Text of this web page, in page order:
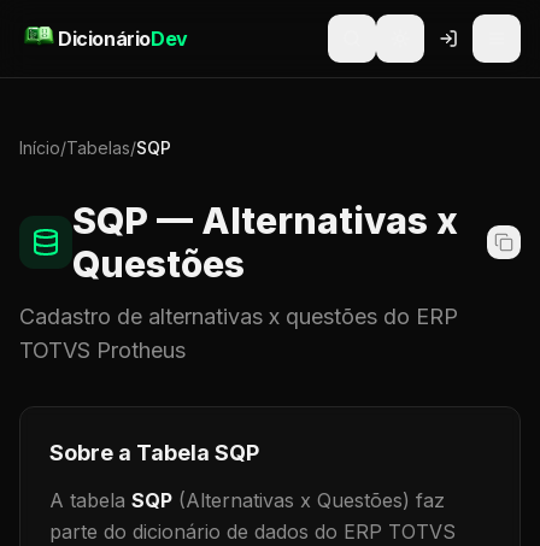
DicionárioDev
Início/Tabelas/SQP
SQP — Alternativas x
Questões
Cadastro de alternativas x questões do ERP
TOTVS Protheus
Sobre a Tabela SQP
A tabela SQP (Alternativas x Questões) faz
parte do dicionário de dados do ERP TOTVS